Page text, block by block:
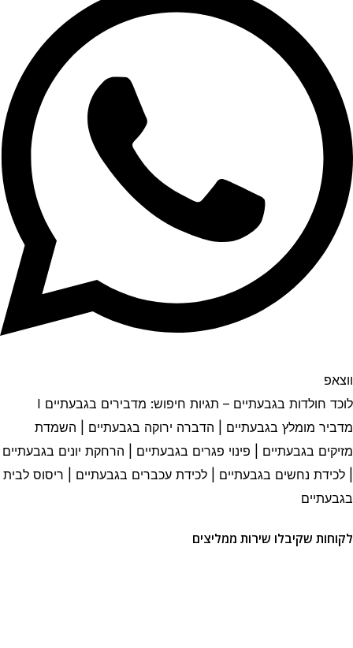
ווצאפ
לוכד חולדות בגבעתיים – תגיות חיפוש: מדבירים בגבעתיים I
מדביר מומלץ בגבעתיים | הדברה ירוקה בגבעתיים | השמדת
מזיקים בגבעתיים | פינוי פגרים בגבעתיים | הרחקת יונים בגבעתיים
| לכידת נחשים בגבעתיים | לכידת עכברים בגבעתיים | ריסוס לבית
בגבעתיים
לקוחות שקיבלו שירות ממליצים